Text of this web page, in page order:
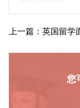
上一篇 ：英国留学面试辅导收费高吗?应
您